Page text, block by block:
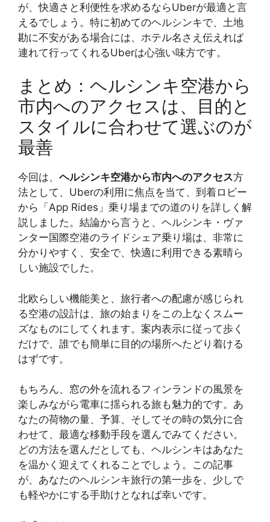
が、快適さと利便性を求めるならUberが最適と言
えるでしょう。特に初めてのヘルシンキで、土地
勘に不安がある場合には、ホテル名さえ伝えれば
連れて行ってくれるUberは心強い味方です。
まとめ：ヘルシンキ空港から
市内へのアクセスは、目的と
スタイルに合わせて選ぶのが
最善
今回は、 ヘルシンキ空港から市内へのアクセス方
法として、Uberの利用に焦点を当て、到着ロビー
から「App Rides」乗り場までの道のりを詳しく解
説しました。結論から言うと、ヘルシンキ・ヴァ
ンター国際空港のライドシェア乗り場は、非常に
分かりやすく、安全で、快適に利用できる素晴ら
しい施設でした。
北欧らしい機能美と、旅行者への配慮が感じられ
る空港の設計は、旅の始まりをこの上なくスムー
ズなものにしてくれます。案内表示に従って歩く
だけで、誰でも簡単に目的の場所へたどり着ける
はずです。
もちろん、窓の外を流れるフィンランドの風景を
楽しみながら電車に揺られる旅も魅力的です。あ
なたの荷物の量、予算、そしてその時の気分に合
わせて、最適な移動手段を選んでみてください。
どの方法を選んだとしても、ヘルシンキはあなた
を温かく迎えてくれることでしょう。この記事
が、あなたのヘルシンキ旅行の第一歩を、少しで
も軽やかにする手助けとなれば幸いです。